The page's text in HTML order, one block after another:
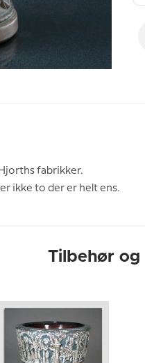
fabrikker.
ikke to der er helt ens.
Tilbehør og